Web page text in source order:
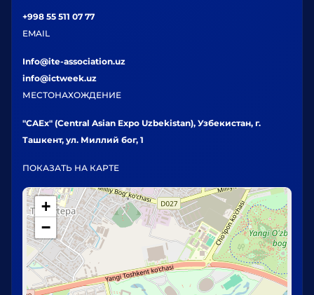
+998 55 511 07 77
EMAIL
Info@ite-association.uz
info@ictweek.uz
МЕСТОНАХОЖДЕНИЕ
"CAEx" (Central Asian Expo Uzbekistan), Узбекистан, г.
Ташкент, ул. Миллий бог, 1
ПОКАЗАТЬ НА КАРТЕ
+
−